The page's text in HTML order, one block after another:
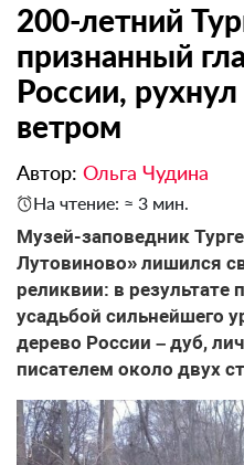
200-летний
признанный
России,
ветром
Автор: Ольга Чудина
На чтение: ≈ 3 мин.
Музей-заповедник
Лутовиново» лишился
реликвии: в результате
усадьбой сильнейшего
дерево России – дуб,
писателем около двух